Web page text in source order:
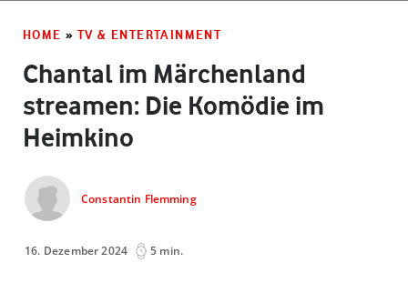
HOME » TV & ENTERTAINMENT
Chantal im Märchenland
streamen: Die Komödie im
Heimkino
Constantin Flemming
16. Dezember 2024 5 min.